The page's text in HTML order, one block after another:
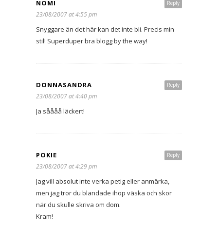
Reply
NOMI
23/08/2007 at 4:55 pm
Snyggare än det här kan det inte bli. Precis min
stil! Superduper bra blogg by the way!
Reply
DONNASANDRA
23/08/2007 at 4:40 pm
Ja såååå läckert!
Reply
POKIE
23/08/2007 at 4:29 pm
Jag vill absolut inte verka petig eller anmärka,
men jag tror du blandade ihop väska och skor
när du skulle skriva om dom.
Kram!